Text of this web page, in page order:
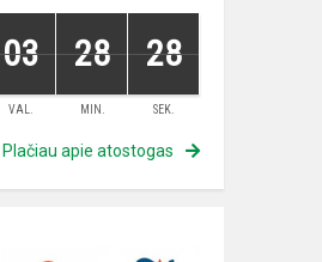
03 28 28
VAL. MIN. SEK.
Plačiau apie atostogas